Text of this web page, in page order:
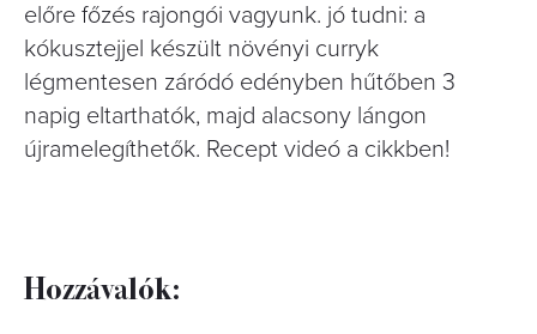
előre főzés rajongói vagyunk. jó tudni: a
kókusztejjel készült növényi curryk
légmentesen záródó edényben hűtőben 3
napig eltarthatók, majd alacsony lángon
újramelegíthetők. Recept videó a cikkben!
Hozzávalók: